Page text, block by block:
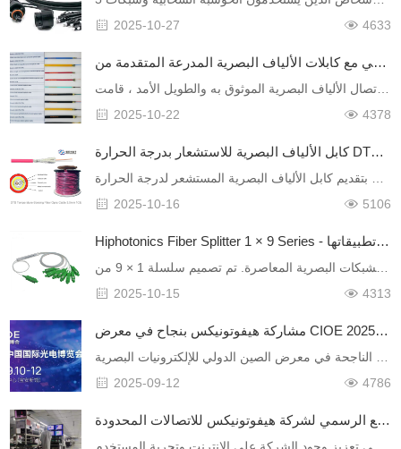
2025-10-27
4633
توسيع التأثير العالمي مع كابلات الألياف البصرية المدرعة المتقدمة من Hiphotonics وأسلاب التصحيح
2025-10-22
4378
كابل الألياف البصرية للاستشعار بدرجة الحرارة DTS - الحراس الذكي لخطوط الاتصالات.
2025-10-16
5106
Hiphotonics Fiber Splitter 1 × 9 Series - نسب تقسيم وأحدث تطبيقاتها
المدمجة وفعالة من حيث التكلفة وقابلة للتكيف ، يعد مقسم الألياف 1 × 9 مكونًا متعدد الاستخدامات للشبكات البصرية المعاصرة. تم تصميم سلسلة 1 × 9 من Hiphotonics لاستيعاب مجموعة متنوعة من سيناري……
2025-10-15
4313
مشاركة هيفوتونيكس بنجاح في معرض CIOE 2025 ، وعرض حلول الألياف البصرية المتطورة
2025-09-12
4786
الموقع الرسمي لشركة هيفوتونيكس للاتصالات المحدودة!